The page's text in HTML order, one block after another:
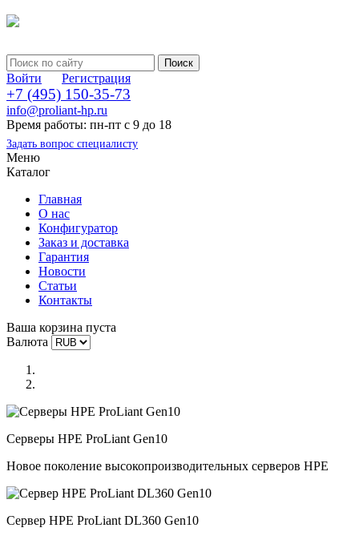
Войти Регистрация
+7 (495) 150-35-73
info@proliant-hp.ru
Время работы: пн-пт с 9 до 18
Задать вопрос специалисту
Меню
Каталог
Главная
О нас
Конфигуратор
Заказ и доставка
Гарантия
Новости
Статьи
Контакты
Ваша корзина пуста
Валюта
Серверы HPE ProLiant Gen10
Новое поколение высокопроизводительных серверов HPE
Сервер HPE ProLiant DL360 Gen10